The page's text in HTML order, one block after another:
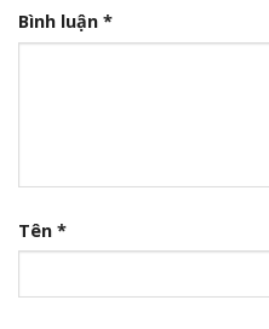
Bình luận *
Tên *